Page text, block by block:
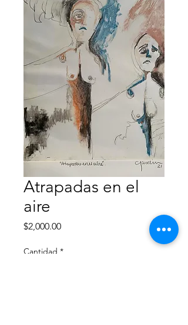
Atrapadas en el
aire
$2,000.00Precio
Cantidad *